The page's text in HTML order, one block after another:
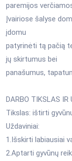
paremijos
Įvairiose šalyse
įdomu
patyrinėti tą pačią
jų skirtumus bei
panašumus,
DARBO TIKSLAS IR
Tikslas: ištirti
Uždaviniai:
1.Išskirti labiausiai
2.Aptarti gyvūnų